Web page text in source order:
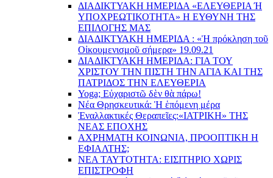
ΔΙΑΔΙΚΤΥΑΚΗ ΗΜΕΡΙΔΑ «EΛΕΥΘΕΡΙΑ Ή
YΠΟΧΡΕΩΤΙΚΟΤΗΤΑ» Η ΕΥΘΥΝΗ ΤΗΣ
EΠΙΛΟΓΗΣ ΜΑΣ
ΔΙΑΔΙΚΤΥΑΚΗ ΗΜΕΡΙΔΑ : «Ἡ πρόκληση τοῦ
Οἰκουμενισμοῦ σήμερα» 19.09.21
ΔΙΑΔΙΚΤΥΑΚΗ ΗΜΕΡΙΔΑ: ΓΙΑ ΤΟΥ
ΧΡΙΣΤΟΥ ΤΗΝ ΠΙΣΤΗ ΤΗΝ ΑΓΙΑ ΚΑΙ ΤΗΣ
ΠΑΤΡΙΔΟΣ ΤΗΝ ΕΛΕΥΘΕΡΙΑ
Yoga; Εὐχαριστῶ δὲν θὰ πάρω!
Νέα Θρησκευτικά: Ἡ ἑπόμενη μέρα
Ἐναλλακτικές Θεραπεῖες:«ΙΑΤΡΙΚΗ» ΤΗΣ
ΝΕΑΣ ΕΠΟΧΗΣ
ΑΧΡΗΜΑΤΗ ΚΟΙΝΩΝΙΑ, ΠΡΟΟΠΤΙΚΗ Η
ΕΦΙΑΛΤΗΣ;
ΝΕΑ ΤΑΥΤΟΤΗΤΑ: ΕΙΣΙΤΗΡΙΟ ΧΩΡΙΣ
ΕΠΙΣΤΡΟΦΗ